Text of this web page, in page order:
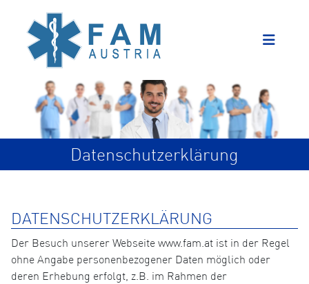
Datenschutzerklärung
DATENSCHUTZERKLÄRUNG
Der Besuch unserer Webseite www.fam.at ist in der Regel
ohne Angabe personenbezogener Daten möglich oder
deren Erhebung erfolgt, z.B. im Rahmen der